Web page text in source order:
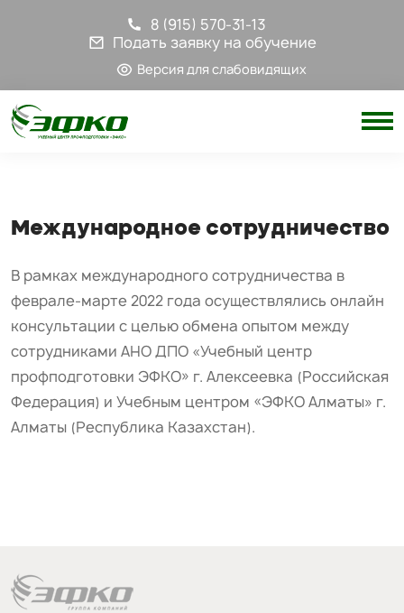
8 (915) 570-31-13
Подать заявку на обучение
Версия для слабовидящих
Международное сотрудничество
В рамках международного сотрудничества в
феврале-марте 2022 года осуществлялись онлайн
консультации с целью обмена опытом между
сотрудниками АНО ДПО «Учебный центр
профподготовки ЭФКО» г. Алексеевка (Российская
Федерация) и Учебным центром «ЭФКО Алматы» г.
Алматы (Республика Казахстан).